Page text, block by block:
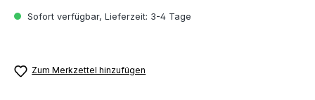
Sofort verfügbar, Lieferzeit: 3-4 Tage
Zum Merkzettel hinzufügen